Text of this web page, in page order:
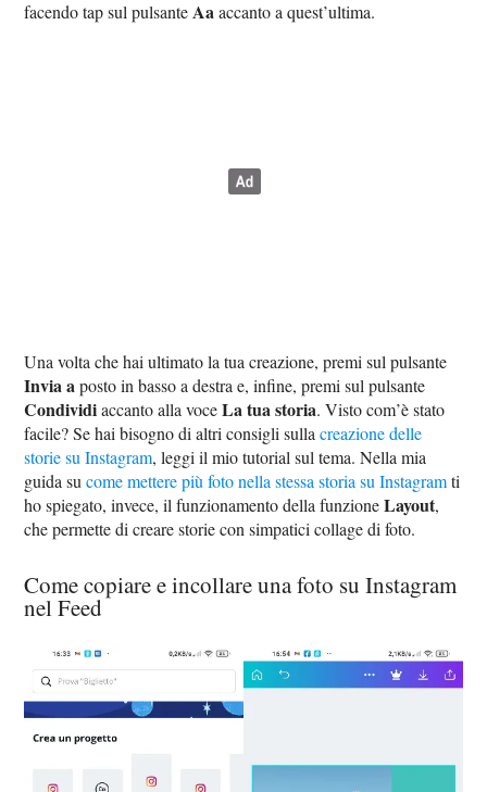
facendo tap sul pulsanteAaaccanto a quest’ultima.
Una volta che hai ultimato la tua creazione, premi sul pulsante
Invia aposto in basso a destra e, infine, premi sul pulsante
Condividiaccanto alla voceLa tua storia. Visto com’è stato
facile? Se hai bisogno di altri consigli sullacreazione delle
storie su Instagram, leggi il mio tutorial sul tema. Nella mia
guida sucome mettere più foto nella stessa storia su Instagramti
ho spiegato, invece, il funzionamento della funzioneLayout,
che permette di creare storie con simpatici collage di foto.
Come copiare e incollare una foto su Instagram
nel Feed